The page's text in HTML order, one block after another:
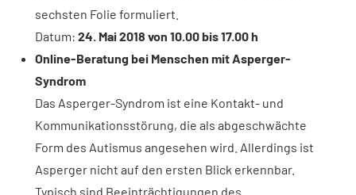
sechsten Folie formuliert.
Datum: 24. Mai 2018 von 10.00 bis 17.00 h
Online-Beratung bei Menschen mit Asperger-
Syndrom
Das Asperger-Syndrom ist eine Kontakt- und
Kommunikationsstörung, die als abgeschwächte
Form des Autismus angesehen wird. Allerdings ist
Asperger nicht auf den ersten Blick erkennbar.
Typisch sind Beeinträchtigungen des